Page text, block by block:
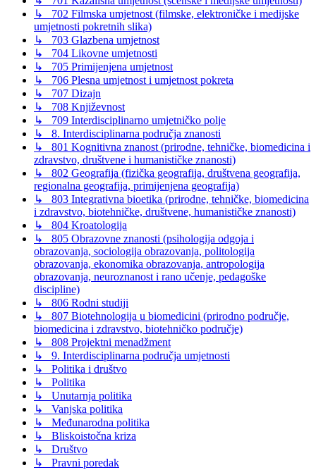
↳ 702 Filmska umjetnost (filmske, elektroničke i medijske
umjetnosti pokretnih slika)
↳ 703 Glazbena umjetnost
↳ 704 Likovne umjetnosti
↳ 705 Primijenjena umjetnost
↳ 706 Plesna umjetnost i umjetnost pokreta
↳ 707 Dizajn
↳ 708 Književnost
↳ 709 Interdisciplinarno umjetničko polje
↳ 8. Interdisciplinarna područja znanosti
↳ 801 Kognitivna znanost (prirodne, tehničke, biomedicina i
zdravstvo, društvene i humanističke znanosti)
↳ 802 Geografija (fizička geografija, društvena geografija,
regionalna geografija, primijenjena geografija)
↳ 803 Integrativna bioetika (prirodne, tehničke, biomedicina
i zdravstvo, biotehničke, društvene, humanističke znanosti)
↳ 804 Kroatologija
↳ 805 Obrazovne znanosti (psihologija odgoja i
obrazovanja, sociologija obrazovanja, politologija
obrazovanja, ekonomika obrazovanja, antropologija
obrazovanja, neuroznanost i rano učenje, pedagoške
discipline)
↳ 806 Rodni studiji
↳ 807 Biotehnologija u biomedicini (prirodno područje,
biomedicina i zdravstvo, biotehničko područje)
↳ 808 Projektni menadžment
↳ 9. Interdisciplinarna područja umjetnosti
↳ Politika i društvo
↳ Politika
↳ Unutarnja politika
↳ Vanjska politika
↳ Međunarodna politika
↳ Bliskoistočna kriza
↳ Društvo
↳ Pravni poredak